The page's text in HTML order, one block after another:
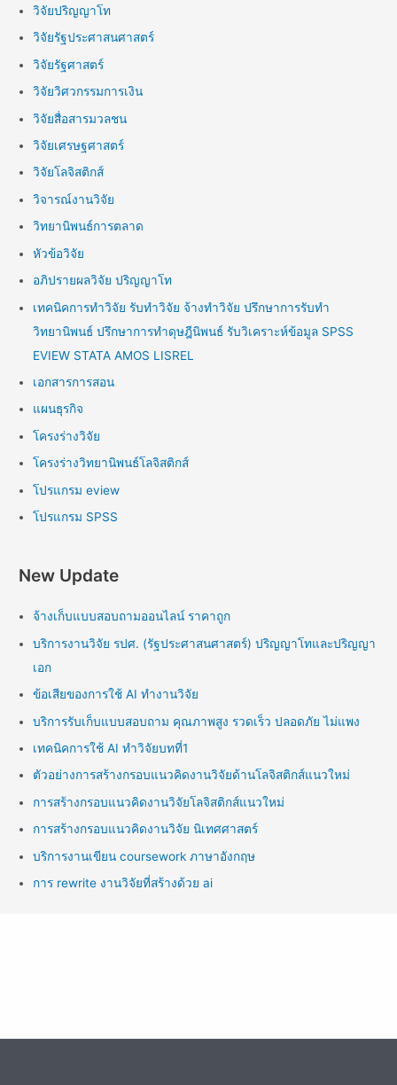
วิจัยปริญญาโท
วิจัยรัฐประศาสนศาสตร์
วิจัยรัฐศาสตร์
วิจัยวิศวกรรมการเงิน
วิจัยสื่อสารมวลชน
วิจัยเศรษฐศาสตร์
วิจัยโลจิสติกส์
วิจารณ์งานวิจัย
วิทยานิพนธ์การตลาด
หัวข้อวิจัย
อภิปรายผลวิจัย ปริญญาโท
เทคนิคการทำวิจัย รับทำวิจัย จ้างทำวิจัย ปรึกษาการรับทำ
วิทยานิพนธ์ ปรึกษาการทำดุษฎีนิพนธ์ รับวิเคราะห์ข้อมูล SPSS
EVIEW STATA AMOS LISREL
เอกสารการสอน
แผนธุรกิจ
โครงร่างวิจัย
โครงร่างวิทยานิพนธ์โลจิสติกส์
โปรแกรม eview
โปรแกรม SPSS
New Update
จ้างเก็บแบบสอบถามออนไลน์ ราคาถูก
บริการงานวิจัย รปศ. (รัฐประศาสนศาสตร์) ปริญญาโทและปริญญา
เอก
ข้อเสียของการใช้ AI ทำงานวิจัย
บริการรับเก็บแบบสอบถาม คุณภาพสูง รวดเร็ว ปลอดภัย ไม่แพง
เทคนิคการใช้ AI ทำวิจัยบทที่1
ตัวอย่างการสร้างกรอบแนวคิดงานวิจัยด้านโลจิสติกส์แนวใหม่
การสร้างกรอบแนวคิดงานวิจัยโลจิสติกส์แนวใหม่
การสร้างกรอบแนวคิดงานวิจัย นิเทศศาสตร์
บริการงานเขียน coursework ภาษาอังกฤษ
การ rewrite งานวิจัยที่สร้างด้วย ai